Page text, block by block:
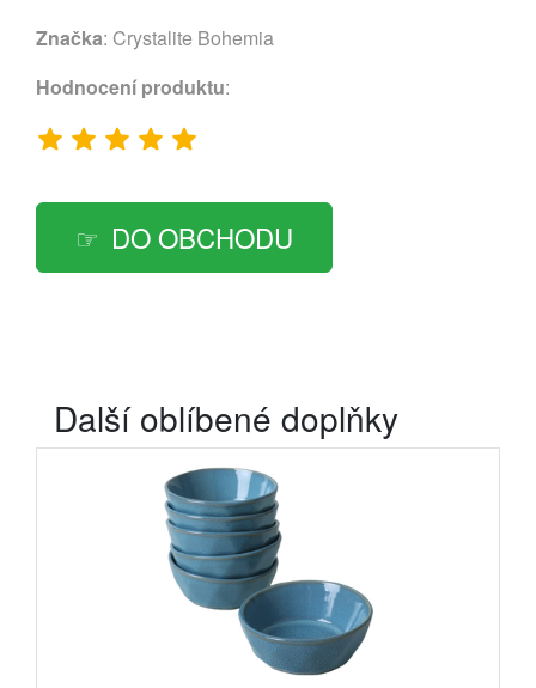
Značka: Crystalite Bohemia
Hodnocení produktu:
DO OBCHODU
Další oblíbené doplňky